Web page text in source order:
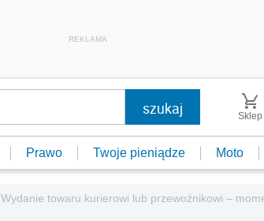
REKLAMA
Sklep
Prawo Twoje pieniądze Moto
Wydanie towaru kurierowi lub przewoźnikowi –